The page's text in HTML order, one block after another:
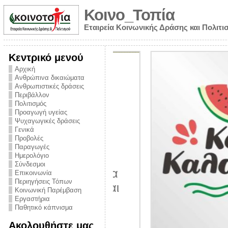
Κοινο_Τοπία
Εταιρεία Κοινωνικής Δράσης και
Κεντρικό μενού
Αρχική
Ανθρώπινα δικαιώματα
Ανθρωπιστικές δράσεις
Περιβάλλον
Πολιτισμός
Προαγωγή υγείας
Ψυχαγωγικές δράσεις
Γενικά
Προβολές
Παραγωγές
Ημερολόγιο
Σύνδεσμοι
Επικοινωνία
Περιηγήσεις Τόπων
Κοινωνική Παρέμβαση
Εργαστήρια
Παθητικό κάπνισμα
Ακολουθήστε μας
από την
την ημέρα
και
στο
Πρόληψης